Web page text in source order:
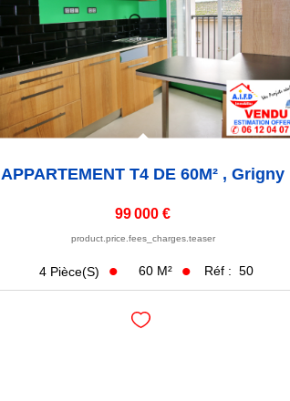
APPARTEMENT T4 DE 60M² ,Grigny
99 000 €
product.price.fees_charges.teaser
4 Pièce(s) 60 M² Réf : 50